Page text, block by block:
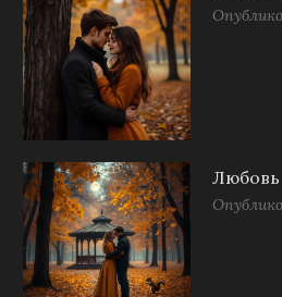
Любовь